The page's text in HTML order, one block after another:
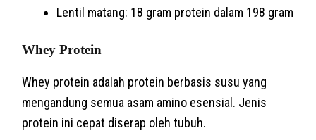
Lentil matang: 18 gram protein dalam 198 gram
Whey Protein
Whey protein adalah protein berbasis susu yang
mengandung semua asam amino esensial. Jenis
protein ini cepat diserap oleh tubuh.